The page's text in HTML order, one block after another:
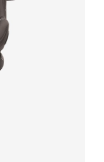
シートユーザー登録